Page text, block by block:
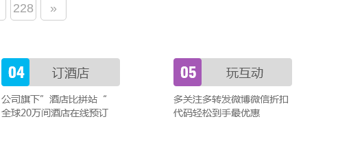
228 »